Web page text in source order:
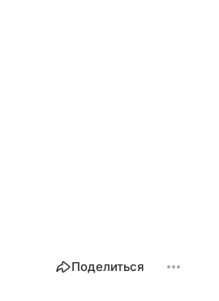
Поделиться